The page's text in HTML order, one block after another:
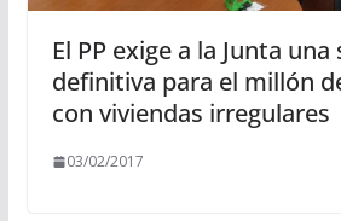
El PP exige a la Junta
definitiva para el millón
con viviendas irregulares
03/02/2017